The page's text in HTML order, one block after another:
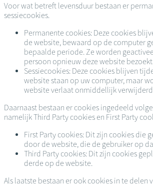
Voor wat betreft levensduur bestaan er
sessiecookies.
Permanente cookies: Deze cookies
de website, bewaard op de computer
bepaalde periode. Ze worden
persoon opnieuw deze website bezoekt.
Sessiecookies: Deze cookies blijven
website staan op uw computer, maar
website verlaat onmiddellijk
Daarnaast bestaan er cookies ingedeeld
namelijk Third Party cookies en First Party
First Party cookies: Dit zijn cookies die
door de website, die de gebruiker op
Third Party cookies: Dit zijn cookies
derde op de website.
Als laatste bestaan er ook cookies in te delen